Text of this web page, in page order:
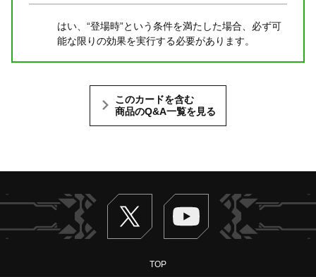
はい、“登場時”という条件を満たした場合、必ず可
能な限りの効果を実行する必要があります。
このカードを含む
商品のQ&A一覧を見る
Twitter ヴァンガードch
TOP